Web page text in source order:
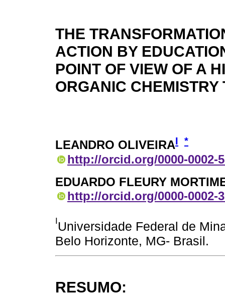
THE
ACTION BY
POINT OF VIEW OF A
ORGANIC CHEMISTRY
LEANDRO OLIVEIRAI *
http://orcid.org/0000-0002-
EDUARDO FLEURY
http://orcid.org/0000-0002-
IUniversidade Federal de
Belo Horizonte, MG- Brasil.
RESUMO: